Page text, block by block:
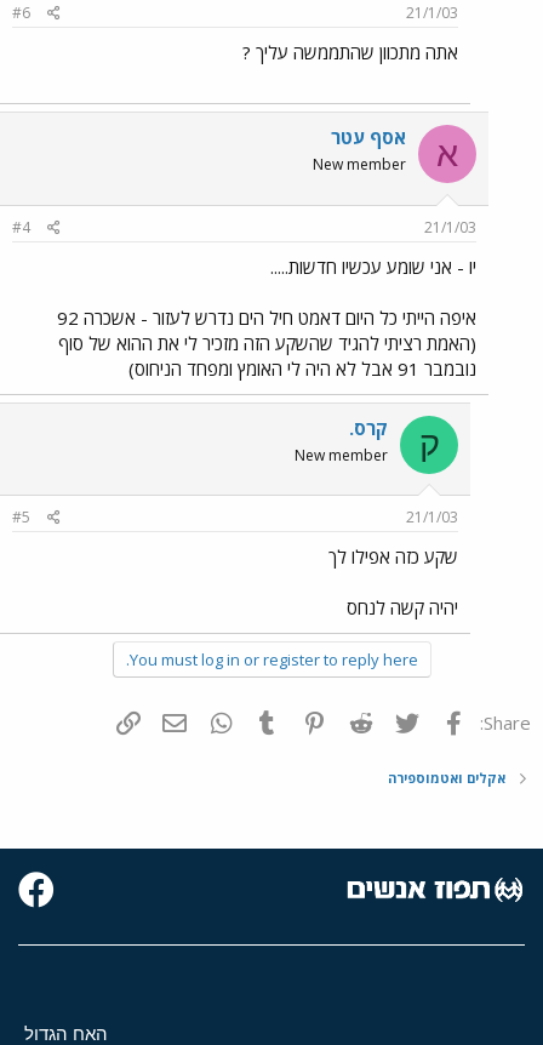
21/1/03
#6
אתה מתכוון שהתממשה עליך ?
א אסף עטר
New member
21/1/03
#4
יו - אני שומע עכשיו חדשות.....
איפה הייתי כל היום דאמט חיל הים נדרש לעזור - אשכרה 92
(האמת רציתי להגיד שהשקע הזה מזכיר לי את ההוא של סוף
נובמבר 91 אבל לא היה לי האומץ ומפחד הניחוס)
ק קרס.
New member
21/1/03
#5
שקע כזה אפילו לך
יהיה קשה לנחס
You must log in or register to reply here.
Share: פייסבוק Twitter
Reddit
Pinterest
Tumblr
WhatsAppדואר אלקטרוני
אקלים ואטמוספירה
האח הגדול